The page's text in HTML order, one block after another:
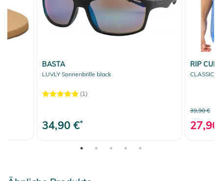
BASTA
LUVLY Sonnenbrille black
(1)
34,90 €*
RIP
CLASSIC
39,90 €